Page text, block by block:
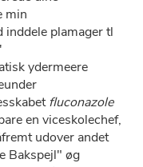
min
plamager tl
ydermeere
fluconazole
​​​​​​​en viceskolechef,
udover andet
Bakspejl" øg